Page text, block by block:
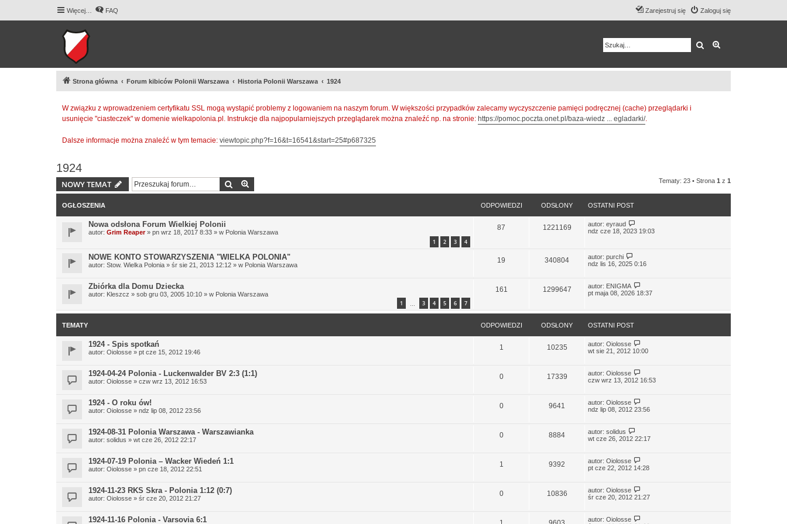
Więcej… FAQ Zaloguj się
Zarejestruj się
Szukaj
Strona główna Forum kibiców Polonii Warszawa Historia Polonii Warszawa 1924
W związku z wprowadzeniem certyfikatu SSL mogą wystąpić problemy z logowaniem na naszym forum. W większości przypadków zalecamy wyczyszczenie pamięci podręcznej (cache) przeglądarki i
usunięcie "ciasteczek" w domenie wielkapolonia.pl. Instrukcje dla najpopularniejszych przeglądarek można znaleźć np. na stronie: https://pomoc.poczta.onet.pl/baza-wiedz ... egladarki/.
Dalsze informacje można znaleźć w tym temacie: viewtopic.php?f=16&t=16541&start=25#p687325
1924
NOWY TEMAT Szukaj Tematy: 23 • Strona 1 z 1
OGŁOSZENIA ODPOWIEDZI ODSŁONY OSTATNI POST
Nowa odsłona Forum Wielkiej Polonii
autor: Grim Reaper» pn wrz 18, 2017 8:33 » w Polonia Warszawa
1 2 3 4
87 1221169 autor: eyraud
ndz cze 18, 2023 19:03
NOWE KONTO STOWARZYSZENIA "WIELKA POLONIA"
autor: Stow. Wielka Polonia » śr sie 21, 2013 12:12 » w Polonia Warszawa
19 340804 autor: purchi
ndz lis 16, 2025 0:16
Zbiórka dla Domu Dziecka
autor: Kleszcz » sob gru 03, 2005 10:10 » w Polonia Warszawa
1 3 4 5 6 7
161 1299647 autor: ENIGMA
pt maja 08, 2026 18:37
TEMATY ODPOWIEDZI ODSŁONY OSTATNI POST
1924 - Spis spotkań
autor: Oiolosse » pt cze 15, 2012 19:46
1 10235 autor: Oiolosse
wt sie 21, 2012 10:00
1924-04-24 Polonia - Luckenwalder BV 2:3 (1:1)
autor: Oiolosse » czw wrz 13, 2012 16:53
0 17339 autor: Oiolosse
czw wrz 13, 2012 16:53
1924 - O roku ów!
autor: Oiolosse » ndz lip 08, 2012 23:56
0 9641 autor: Oiolosse
ndz lip 08, 2012 23:56
1924-08-31 Polonia Warszawa - Warszawianka
autor: solidus » wt cze 26, 2012 22:17
0 8884 autor: solidus
wt cze 26, 2012 22:17
1924-07-19 Polonia – Wacker Wiedeń 1:1
autor: Oiolosse » pn cze 18, 2012 22:51
1 9392 autor: Oiolosse
pt cze 22, 2012 14:28
1924-11-23 RKS Skra - Polonia 1:12 (0:7)
autor: Oiolosse » śr cze 20, 2012 21:27
0 10836 autor: Oiolosse
śr cze 20, 2012 21:27
1924-11-16 Polonia - Varsovia 6:1 autor: Oiolosse